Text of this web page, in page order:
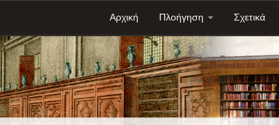
Αρχική Πλοήγηση Σχετικά